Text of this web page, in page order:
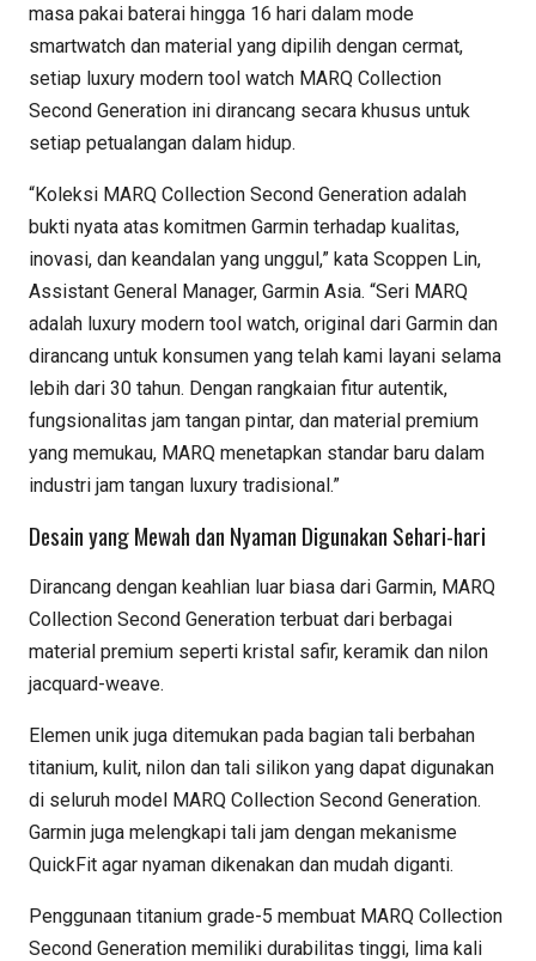
masa pakai baterai hingga 16 hari dalam mode
smartwatch dan material yang dipilih dengan cermat,
setiap luxury modern tool watch MARQ Collection
Second Generation ini dirancang secara khusus untuk
setiap petualangan dalam hidup.
“Koleksi MARQ Collection Second Generation adalah
bukti nyata atas komitmen Garmin terhadap kualitas,
inovasi, dan keandalan yang unggul,” kata Scoppen Lin,
Assistant General Manager, Garmin Asia. “Seri MARQ
adalah luxury modern tool watch, original dari Garmin dan
dirancang untuk konsumen yang telah kami layani selama
lebih dari 30 tahun. Dengan rangkaian fitur autentik,
fungsionalitas jam tangan pintar, dan material premium
yang memukau, MARQ menetapkan standar baru dalam
industri jam tangan luxury tradisional.”
Desain yang Mewah dan Nyaman Digunakan Sehari-hari
Dirancang dengan keahlian luar biasa dari Garmin, MARQ
Collection Second Generation terbuat dari berbagai
material premium seperti kristal safir, keramik dan nilon
jacquard-weave.
Elemen unik juga ditemukan pada bagian tali berbahan
titanium, kulit, nilon dan tali silikon yang dapat digunakan
di seluruh model MARQ Collection Second Generation.
Garmin juga melengkapi tali jam dengan mekanisme
QuickFit agar nyaman dikenakan dan mudah diganti.
Penggunaan titanium grade-5 membuat MARQ Collection
Second Generation memiliki durabilitas tinggi, lima kali